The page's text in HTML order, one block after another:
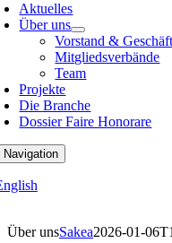
Aktuelles
Über uns
Vorstand &
Mitgliedsverbände
Team
Projekte
Die Branche
Dossier Faire Honorare
Navigation
Über unsSakea2026-01-